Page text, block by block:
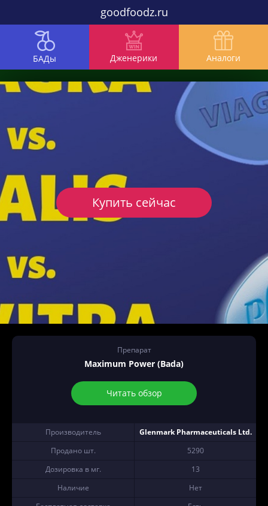
goodfoodz.ru
БАДы Дженерики Аналоги
Препарат
Maximum Power (Bada)
Читать обзор
Производитель
Glenmark Pharmaceuticals Ltd.
Продано шт.
5290
Дозировка в мг.
13
Наличие
Нет
Купить сейчас